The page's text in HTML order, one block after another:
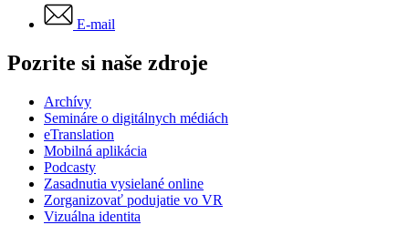
E-mail
Pozrite si naše zdroje
Archívy
Semináre o digitálnych médiách
eTranslation
Mobilná aplikácia
Podcasty
Zasadnutia vysielané online
Zorganizovať podujatie vo VR
Vizuálna identita